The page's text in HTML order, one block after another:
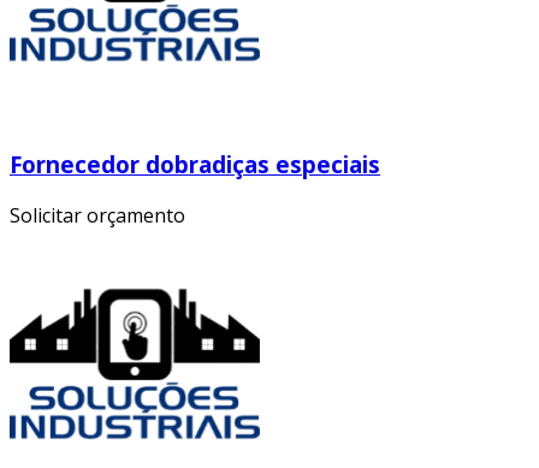
Fornecedor dobradiças especiais
Solicitar orçamento